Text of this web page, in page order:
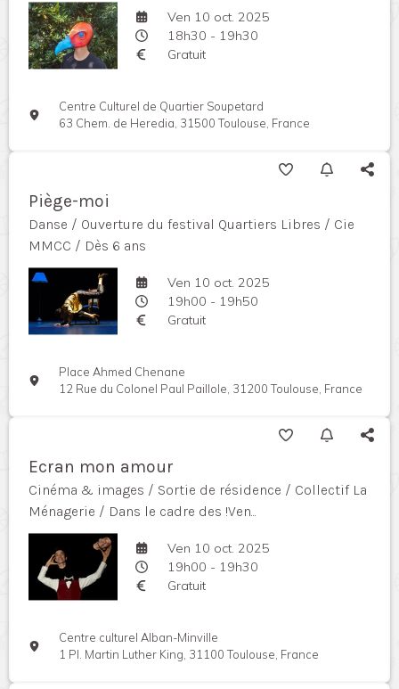
Ven 10 oct. 2025
18h30 - 19h30
Gratuit
Centre Culturel de Quartier Soupetard
63 Chem. de Heredia, 31500 Toulouse, France
Piège-moi
Danse / Ouverture du festival Quartiers Libres / Cie
MMCC / Dès 6 ans
Ven 10 oct. 2025
19h00 - 19h50
Gratuit
Place Ahmed Chenane
12 Rue du Colonel Paul Paillole, 31200 Toulouse, France
Ecran mon amour
Cinéma & images / Sortie de résidence / Collectif La
Ménagerie / Dans le cadre des !Ven...
Ven 10 oct. 2025
19h00 - 19h30
Gratuit
Centre culturel Alban-Minville
1 Pl. Martin Luther King, 31100 Toulouse, France